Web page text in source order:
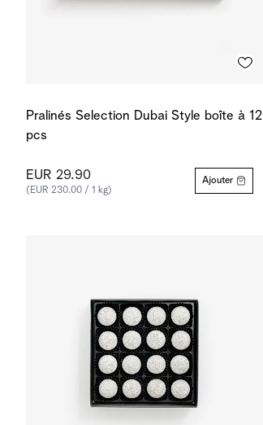
Pralinés Selection Dubai Style boîte à 12
pcs
EUR 29.90
(EUR 230.00 / 1 kg)
Ajouter